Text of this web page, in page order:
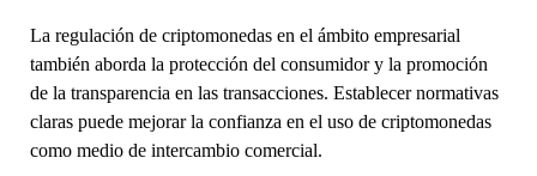
La regulación de criptomonedas en el ámbito empresarial
también aborda la protección del consumidor y la promoción
de la transparencia en las transacciones. Establecer normativas
claras puede mejorar la confianza en el uso de criptomonedas
como medio de intercambio comercial.